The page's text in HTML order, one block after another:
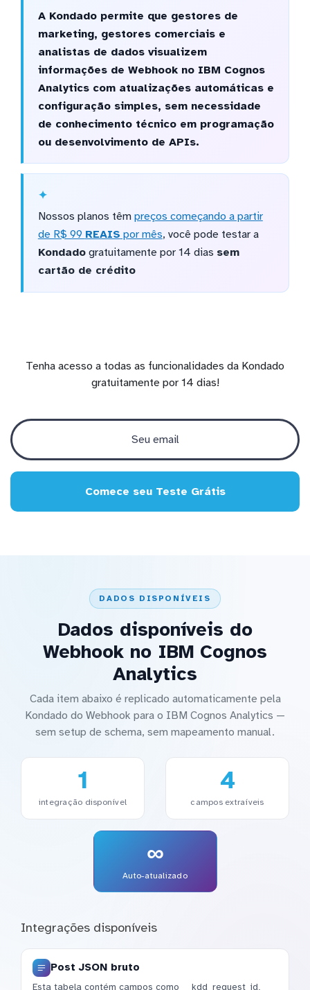
A Kondado permite que gestores de
marketing, gestores comerciais e
analistas de dados visualizem
informações de Webhook no IBM Cognos
Analytics com atualizações automáticas e
configuração simples, sem necessidade
de conhecimento técnico em programação
ou desenvolvimento de APIs.
Nossos planos têm preços começando a partir
de R$ 99 REAIS por mês, você pode testar a
Kondadogratuitamente por 14 dias sem
cartão de crédito
Tenha acesso a todas as funcionalidades da Kondado
gratuitamente por 14 dias!
Comece seu Teste Grátis
DADOS DISPONÍVEIS
Dados disponíveis do
Webhook no IBM Cognos
Analytics
Cada item abaixo é replicado automaticamente pela
Kondado do Webhook para o IBM Cognos Analytics —
sem setup de schema, sem mapeamento manual.
1
integração disponível
4
campos extraíveis
∞
Auto-atualizado
Integrações disponíveis
Post JSON bruto
Esta tabela contém campos como __kdd_request_id,